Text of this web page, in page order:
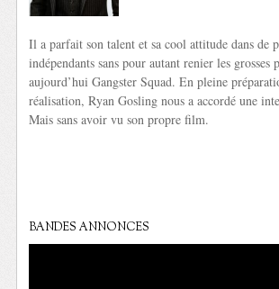
Il a parfait son talent et sa cool attitude dans de
indépendants sans pour autant renier les grosses
aujourd’hui Gangster Squad. En pleine
réalisation, Ryan Gosling nous a accordé une
Mais sans avoir vu son propre film.
BANDES ANNONCES